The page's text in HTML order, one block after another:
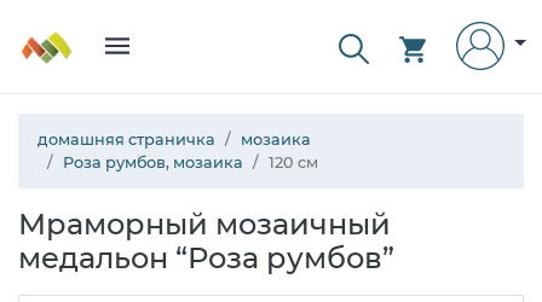
домашняя страничка
мозаика
Роза румбов, мозаика
120 см
Мраморный мозаичный
медальон “Роза румбов”